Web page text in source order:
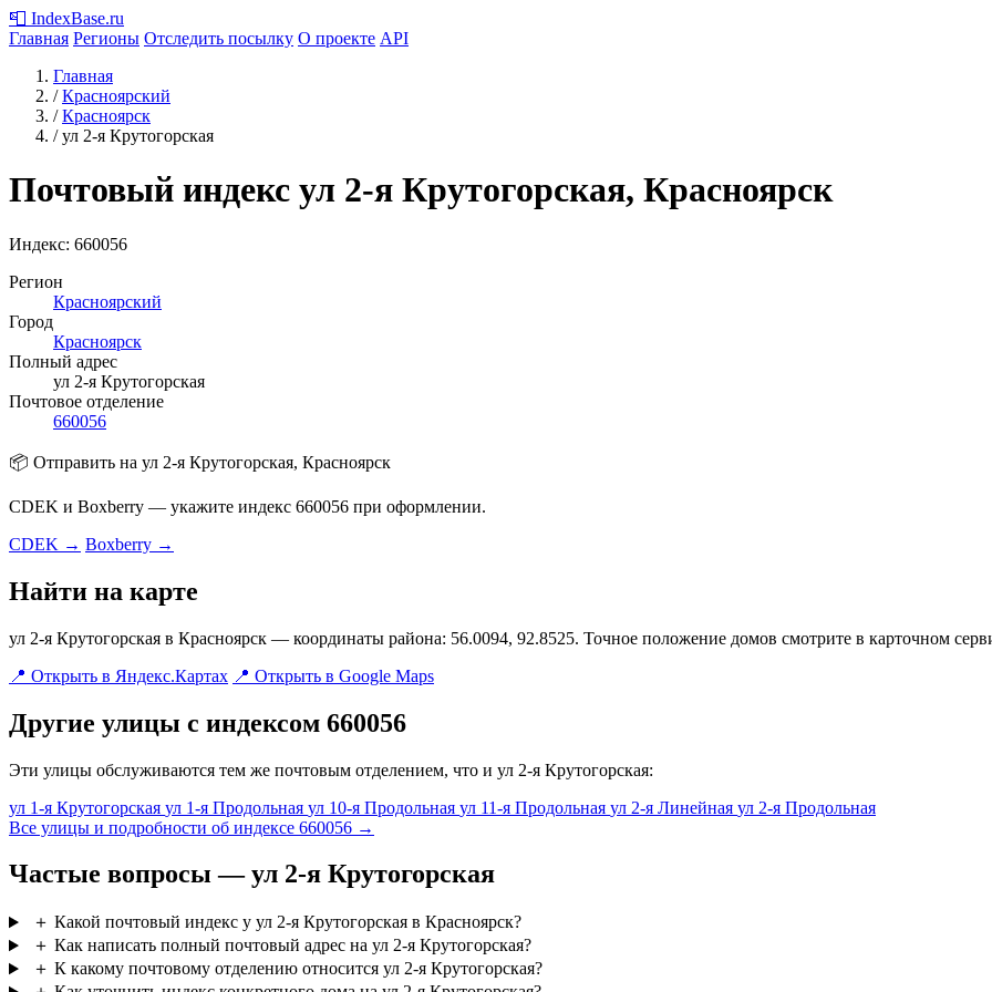
📮 IndexBase.ru
Главная Регионы Отследить посылку О проекте API
Главная
/ Красноярский
/ Красноярск
/ ул 2-я Крутогорская
Почтовый индекс ул 2-я Крутогорская, Красноярск
Индекс: 660056
Регион
Красноярский
Город
Красноярск
Полный адрес
ул 2-я Крутогорская
Почтовое отделение
660056
📦 Отправить на ул 2-я Крутогорская, Красноярск
CDEK и Boxberry — укажите индекс 660056 при оформлении.
CDEK → Boxberry →
Найти на карте
ул 2-я Крутогорская в Красноярск — координаты района: 56.0094, 92.8525. Точное положение домов смотрите в карточном
📍 Открыть в Яндекс.Картах 📍 Открыть в Google Maps
Другие улицы с индексом 660056
Эти улицы обслуживаются тем же почтовым отделением, что и ул 2-я Крутогорская:
ул 1-я Крутогорская ул 1-я Продольная ул 10-я Продольная ул 11-я Продольная ул 2-я Линейная ул 2-я Продольная
Все улицы и подробности об индексе 660056 →
Частые вопросы — ул 2-я Крутогорская
＋ Какой почтовый индекс у ул 2-я Крутогорская в Красноярск?
＋ Как написать полный почтовый адрес на ул 2-я Крутогорская?
＋ К какому почтовому отделению относится ул 2-я Крутогорская?